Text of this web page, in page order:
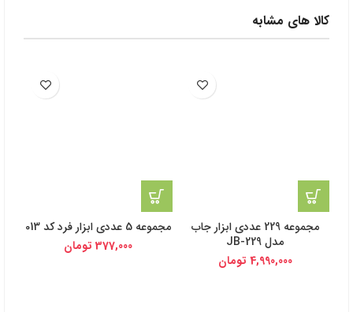
کالا های مشابه
مجموعه 229 عددی ابزار جاب
مدل JB-229
4,990,000 تومان
مجموعه 5 عددی ابزار فرد کد 013
377,000 تومان